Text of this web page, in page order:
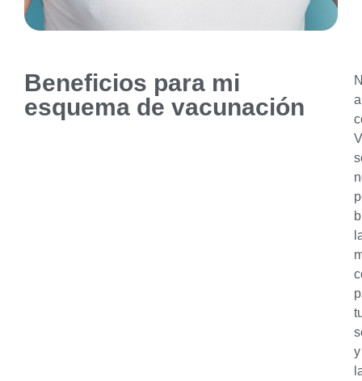
Beneficios para mi
esquema de vacunación
y